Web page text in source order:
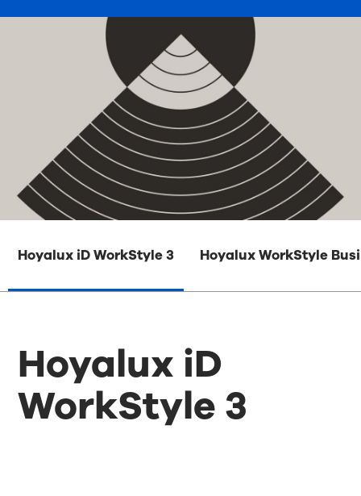
Hoyalux iD WorkStyle 3 Hoyalux WorkStyle
Hoyalux iD
WorkStyle 3